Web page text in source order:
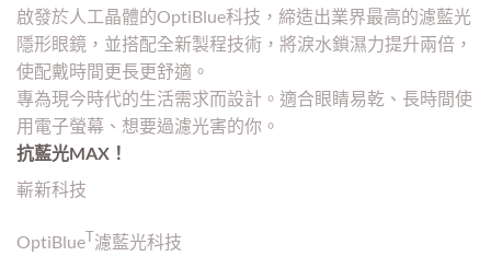
啟發於人工晶體的OptiBlue科技，締造出業界最高的濾藍光
隱形眼鏡，並搭配全新製程技術，將淚水鎖濕力提升兩倍，
使配戴時間更長更舒適。
專為現今時代的生活需求而設計。適合眼睛易乾、長時間使
用電子螢幕、想要過濾光害的你。
抗藍光MAX！
嶄新科技
OptiBlueT濾藍光科技